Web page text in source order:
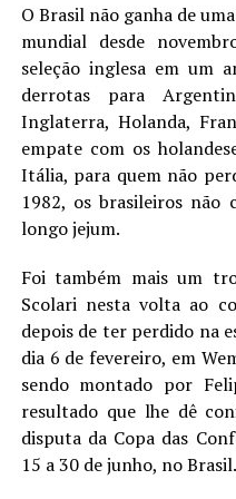
O Brasil não ganha de
mundial desde
seleção inglesa em um
derrotas para
Inglaterra, Holanda,
empate com os
Itália, para quem não
1982, os brasileiros não
longo jejum.
Foi também mais um
Scolari nesta volta ao
depois de ter perdido na
dia 6 de fevereiro, em
sendo montado por
resultado que lhe dê
disputa da Copa das
15 a 30 de junho, no Brasil.